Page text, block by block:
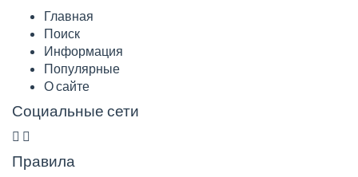
Главная
Поиск
Информация
Популярные
О сайте
Социальные сети
Правила